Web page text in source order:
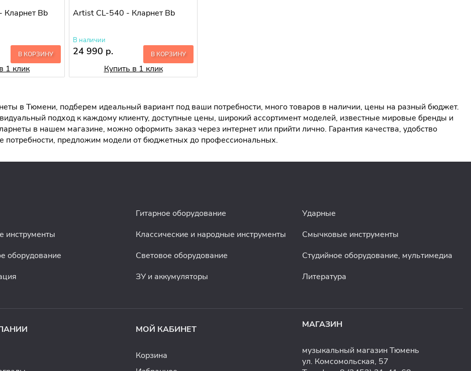
Bb
В КОРЗИНУ
1 клик
Artist CL-540 - Кларнет Bb
В наличии
24 990 р. В КОРЗИНУ
Купить в 1 клик
в Тюмени, подберем идеальный вариант под ваши потребности, много товаров в наличии, цены на разный бюджет.
подход к каждому клиенту, доступные цены, широкий ассортимент моделей, известные мировые бренды и
в нашем магазине, можно оформить заказ через интернет или прийти лично. Гарантия качества, удобство
предложим модели от бюджетных до профессиональных.
Гитарное оборудование
Ударные
инструменты Классические и народные инструменты
Смычковые инструменты
оборудование Световое оборудование
Студийное оборудование, мультимедиа
ЗУ и аккумуляторы
Литература
МОЙ КАБИНЕТ
Корзина
МАГАЗИН
музыкальный магазин Тюмень
ул. Комсомольская, 57